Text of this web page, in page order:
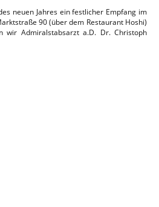
neuen Jahres ein festlicher Empfang im
90 (über dem Restaurant Hoshi)
wir Admiralstabsarzt a.D. Dr. Christoph